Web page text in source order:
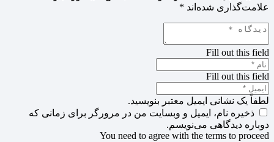
علامت‌گذاری شده‌اند *
Fill out this field
Fill out this field
لطفاً یک نشانی ایمیل معتبر بنویسید.
ذخیره نام، ایمیل و وبسایت من در مرورگر برای زمانی که
دوباره دیدگاهی می‌نویسم.
You need to agree with the terms to proceed